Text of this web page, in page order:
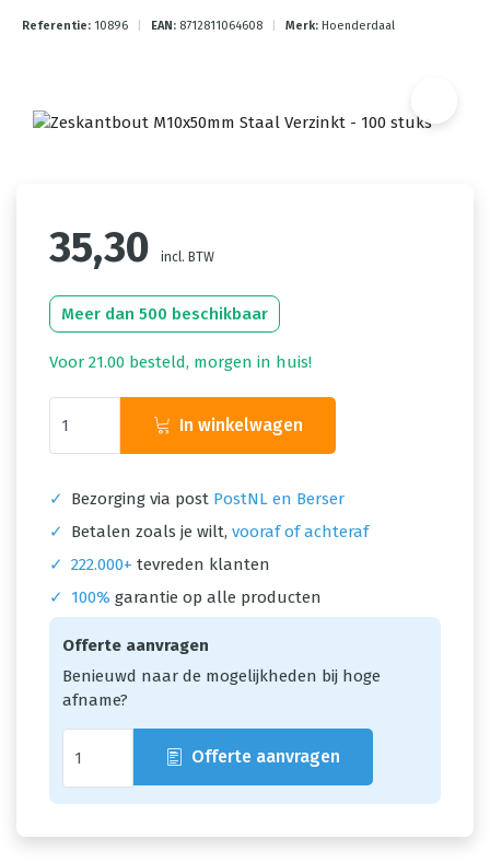
Referentie: 10896 EAN: 8712811064608 Merk: Hoenderdaal
35,30 incl. BTW
Meer dan 500 beschikbaar
Voor 21.00 besteld, morgen in huis!
In winkelwagen
✓ Bezorging via post PostNL en Berser
✓
Betalen zoals je wilt, vooraf of achteraf
✓ 222.000+ tevreden klanten
✓
100% garantie op alle producten
Offerte aanvragen
Benieuwd naar de mogelijkheden bij hoge
afname?
Offerte aanvragen